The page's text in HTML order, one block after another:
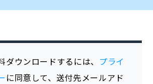
ダウンロードするには、 プライ
に同意して、送付先メールアド